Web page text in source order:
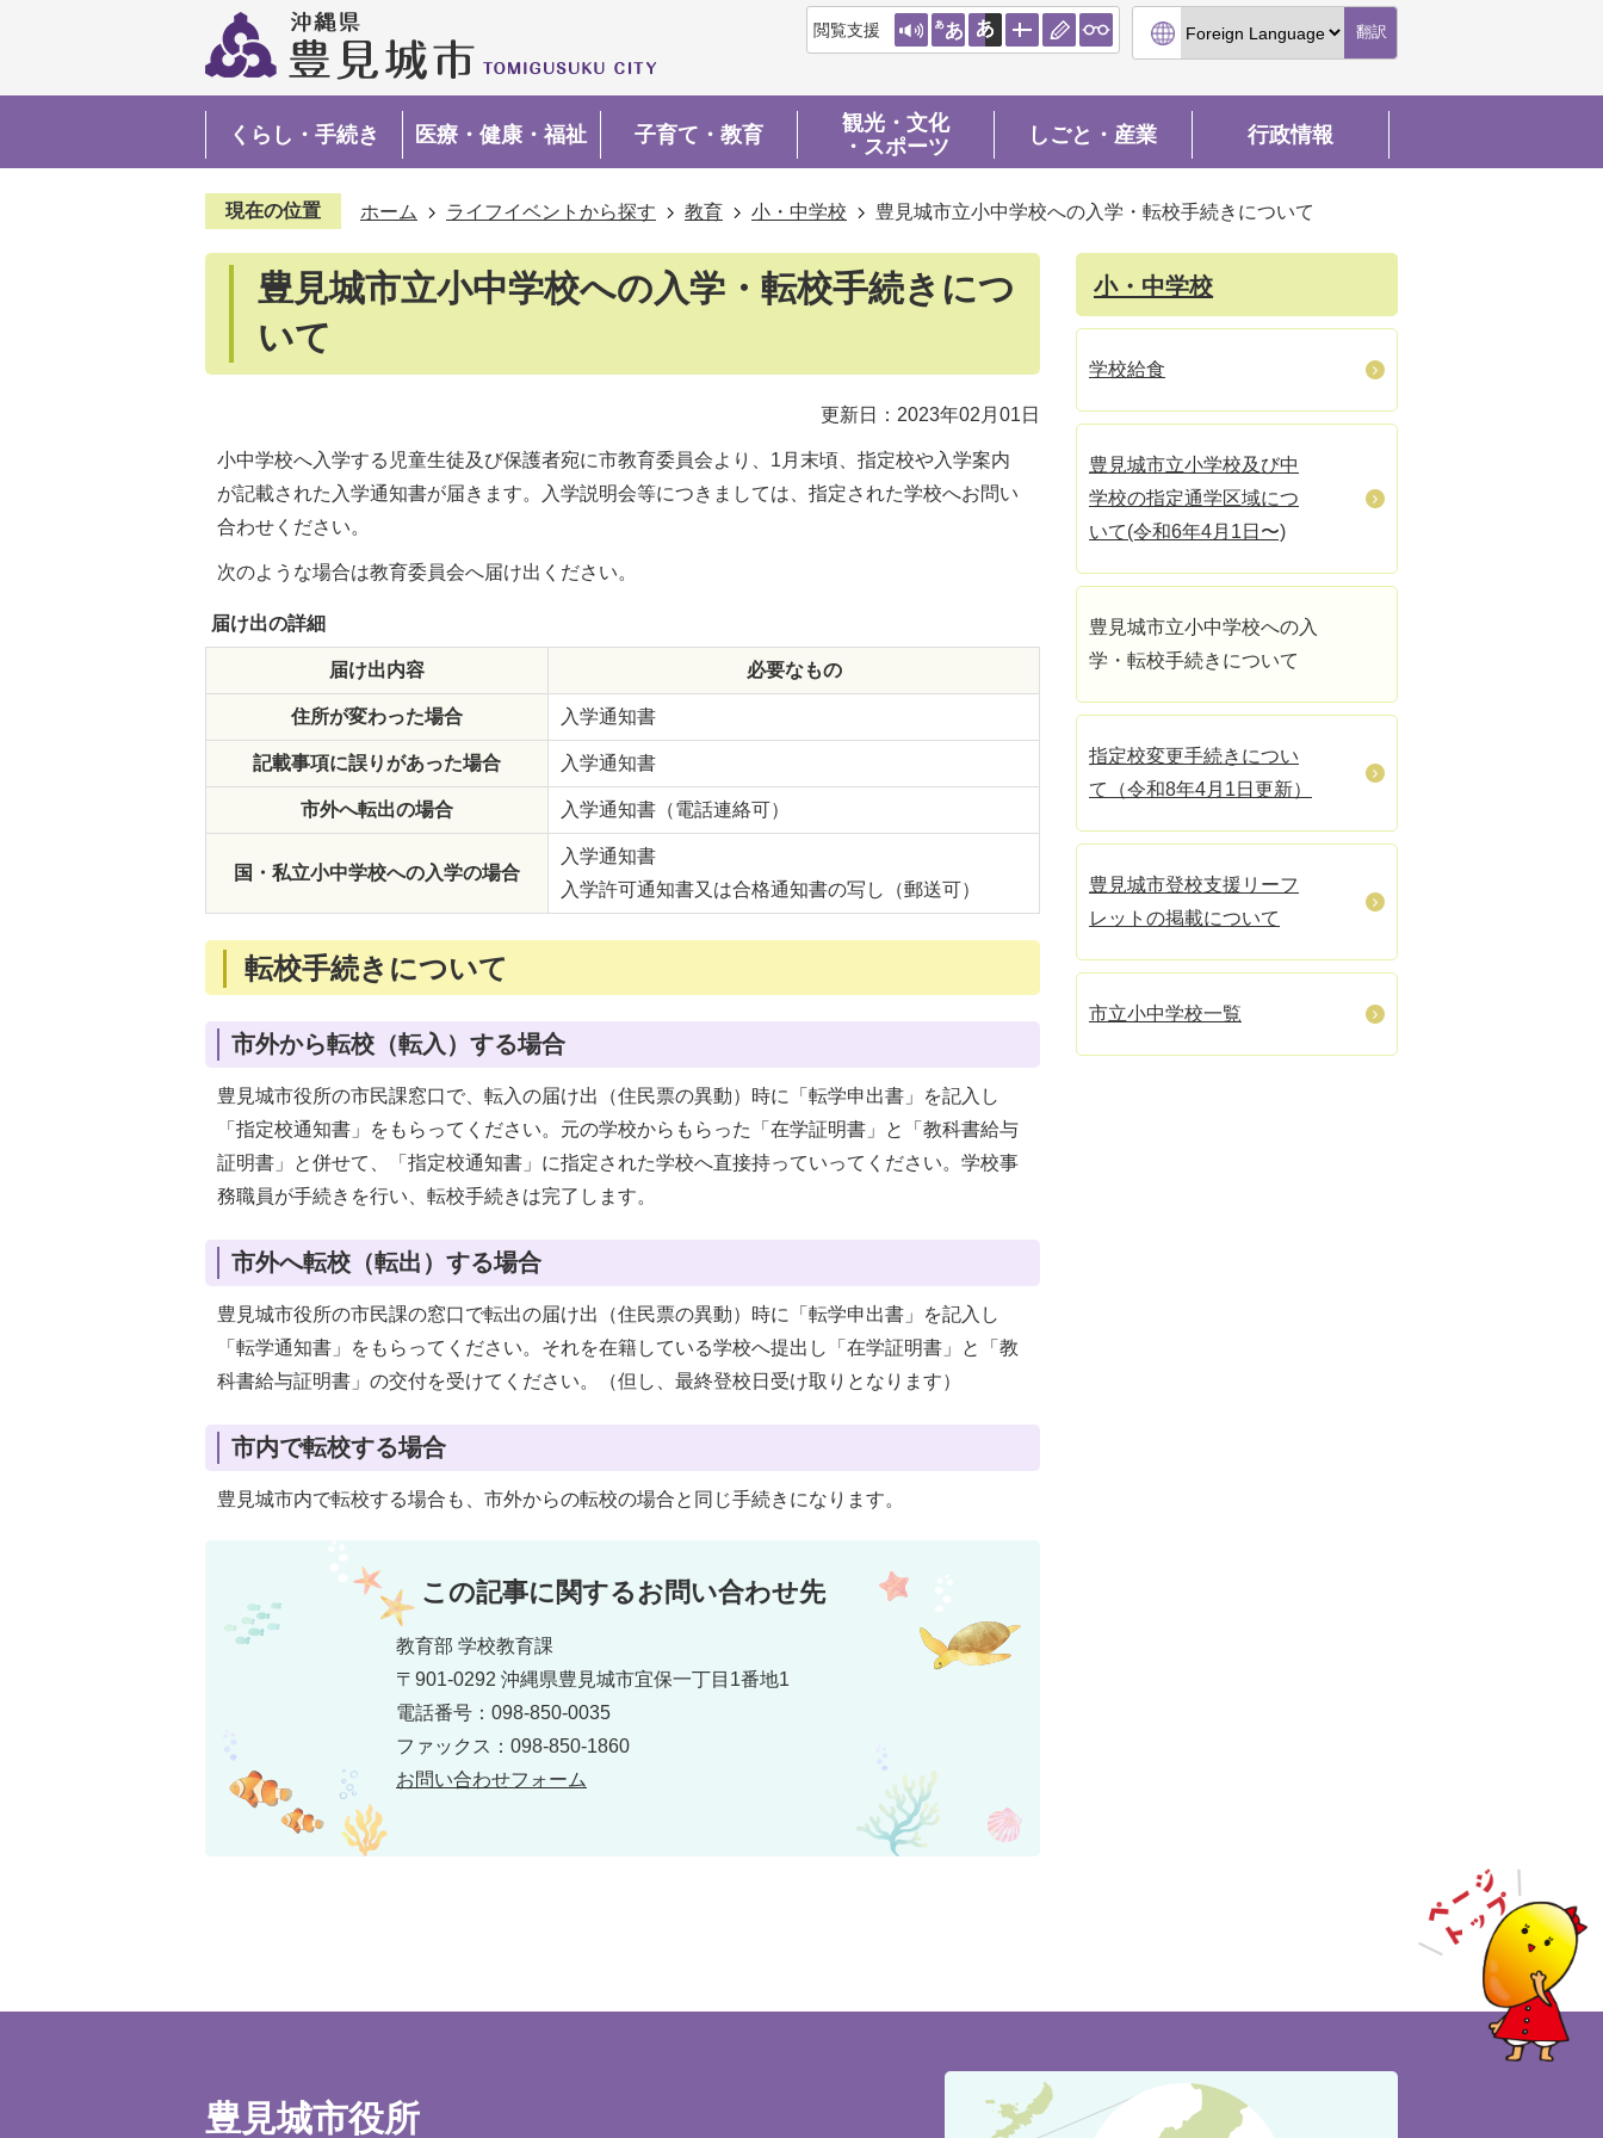
閲覧支援 翻訳
くらし・手続き 医療・健康・福祉 子育て・教育
観光・文化
・スポーツ
しごと・産業 行政情報
現在の位置 ホーム ライフイベントから探す 教育 小・中学校 豊見城市立小中学校への入学・転校手続きについて
豊見城市立小中学校への入学・転校手続きにつ
いて
更新日：2023年02月01日
小中学校へ入学する児童生徒及び保護者宛に市教育委員会より、1月末頃、指定校や入学案内
が記載された入学通知書が届きます。入学説明会等につきましては、指定された学校へお問い
合わせください。
次のような場合は教育委員会へ届け出ください。
届け出の詳細
届け出内容 必要なもの
住所が変わった場合 入学通知書
記載事項に誤りがあった場合 入学通知書
市外へ転出の場合 入学通知書（電話連絡可）
国・私立小中学校への入学の場合
入学通知書
入学許可通知書又は合格通知書の写し（郵送可）
転校手続きについて
市外から転校（転入）する場合
豊見城市役所の市民課窓口で、転入の届け出（住民票の異動）時に「転学申出書」を記入し
「指定校通知書」をもらってください。元の学校からもらった「在学証明書」と「教科書給与
証明書」と併せて、「指定校通知書」に指定された学校へ直接持っていってください。学校事
務職員が手続きを行い、転校手続きは完了します。
市外へ転校（転出）する場合
豊見城市役所の市民課の窓口で転出の届け出（住民票の異動）時に「転学申出書」を記入し
「転学通知書」をもらってください。それを在籍している学校へ提出し「在学証明書」と「教
科書給与証明書」の交付を受けてください。（但し、最終登校日受け取りとなります）
市内で転校する場合
豊見城市内で転校する場合も、市外からの転校の場合と同じ手続きになります。
この記事に関するお問い合わせ先
教育部 学校教育課
〒901-0292 沖縄県豊見城市宜保一丁目1番地1
電話番号：098-850-0035
ファックス：098-850-1860
お問い合わせフォーム
小・中学校
学校給食
豊見城市立小学校及び中
学校の指定通学区域につ
いて(令和6年4月1日〜)
豊見城市立小中学校への入
学・転校手続きについて
指定校変更手続きについ
て（令和8年4月1日更新）
豊見城市登校支援リーフ
レットの掲載について
市立小中学校一覧
豊見城市役所